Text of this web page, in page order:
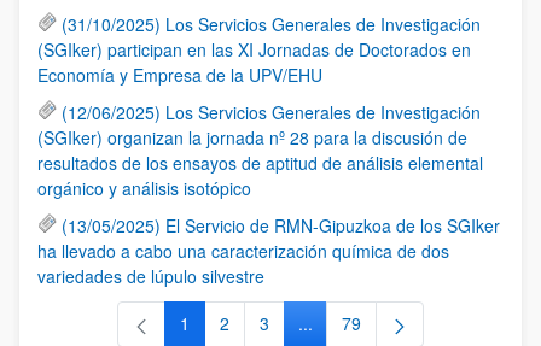
(31/10/2025) Los Servicios Generales de Investigación
(SGIker) participan en las XI Jornadas de Doctorados en
Economía y Empresa de la UPV/EHU
(12/06/2025) Los Servicios Generales de Investigación
(SGIker) organizan la jornada nº 28 para la discusión de
resultados de los ensayos de aptitud de análisis elemental
orgánico y análisis isotópico
(13/05/2025) El Servicio de RMN-Gipuzkoa de los SGIker
ha llevado a cabo una caracterización química de dos
variedades de lúpulo silvestre
Página
1 Página
2 Página
3 ...Páginas intermedias Use TAB
Página
79